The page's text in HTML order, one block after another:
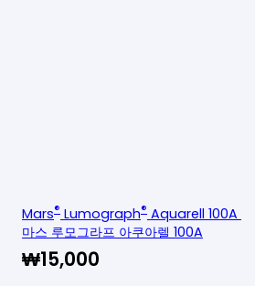
Mars® Lumograph® Aquarell 100A
마스 루모그라프 아쿠아렐 100A
₩15,000